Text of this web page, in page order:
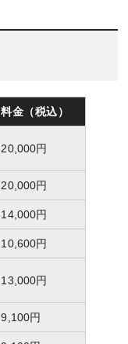
料金（税込）
20,000円
20,000円
14,000円
10,600円
13,000円
9,100円